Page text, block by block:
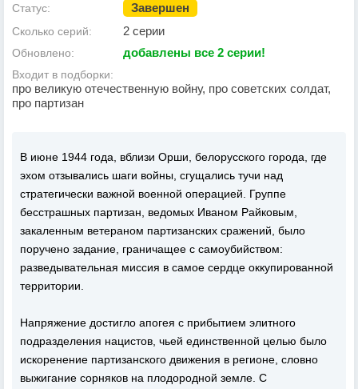
Статус: Завершен
Сколько серий: 2 серии
Обновлено: добавлены все 2 серии!
Входит в подборки:
про великую отечественную войну, про советских солдат,
про партизан
В июне 1944 года, вблизи Орши, белорусского города, где
эхом отзывались шаги войны, сгущались тучи над
стратегически важной военной операцией. Группе
бесстрашных партизан, ведомых Иваном Райковым,
закаленным ветераном партизанских сражений, было
поручено задание, граничащее с самоубийством:
разведывательная миссия в самое сердце оккупированной
территории.
Напряжение достигло апогея с прибытием элитного
подразделения нацистов, чьей единственной целью было
искоренение партизанского движения в регионе, словно
выжигание сорняков на плодородной земле. С